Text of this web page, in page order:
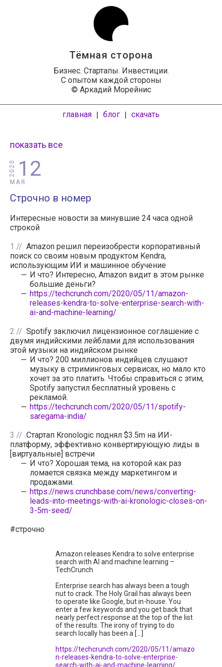
Тёмная сторона
Бизнес. Стартапы. Инвестиции.
С опытом каждой стороны
© Аркадий Морейнис
главная | блог | скачать
показать все
12
МАЯ
2020
Строчно в номер
Интересные новости за минувшие 24 часа одной
строкой
1
Amazon решил переизобрести корпоративный
поиск со своим новым продуктом Kendra,
использующим ИИ и машинное обучение
И что? Интересно, Amazon видит в этом рынке
большие деньги?
https://techcrunch.com/2020/05/11/amazon-
releases-kendra-to-solve-enterprise-search-with-
ai-and-machine-learning/
2
Spotify заключил лицензионное соглашение с
двумя индийскими лейблами для использования
этой музыки на индийском рынке
И что? 200 миллионов индийцев слушают
музыку в стриминговых сервисах, но мало кто
хочет за это платить. Чтобы справиться с этим,
Spotify запустил бесплатный уровень с
рекламой.
https://techcrunch.com/2020/05/11/spotify-
saregama-india/
3
Стартап Kronologic поднял $3.5m на ИИ-
платформу, эффективно конвертирующую лиды в
[виртуальные] встречи
И что? Хорошая тема, на которой как раз
ломается связка между маркетингом и
продажами.
https://news.crunchbase.com/news/converting-
leads-into-meetings-with-ai-kronologic-closes-on-
3-5m-seed/
#строчно
Amazon releases Kendra to solve enterprise
search with AI and machine learning –
TechCrunch
Enterprise search has always been a tough
nut to crack. The Holy Grail has always been
to operate like Google, but in-house. You
enter a few keywords and you get back that
nearly perfect response at the top of the list
of the results. The irony of trying to do
search locally has been a […]
https://techcrunch.com/2020/05/11/amazo
n-releases-kendra-to-solve-enterprise-
search-with-ai-and-machine-learning/